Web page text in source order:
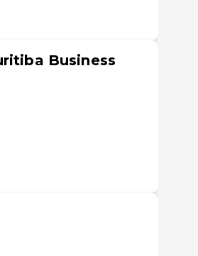
Business